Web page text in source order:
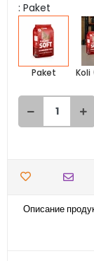
: Paket
Paket Koli
Описание